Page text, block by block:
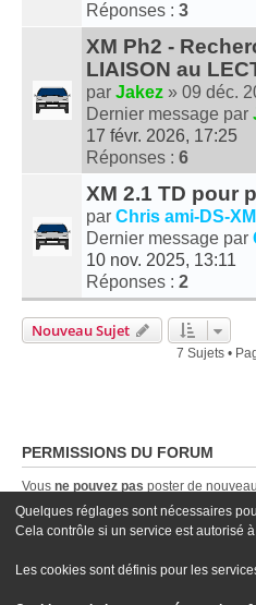
Réponses : 3
XM Ph2 -
LIAISON au
par Jakez » 09 déc.
Dernier message par
17 févr. 2026, 17:25
Réponses : 6
XM 2.1 TD pour
par Chris ami-DS-XM
Dernier message par
10 nov. 2025, 13:11
Réponses : 2
Nouveau Sujet
7 Sujets •
PERMISSIONS DU FORUM
Vous ne pouvez pas poster de
Vousne pouvez pasrépondre aux
Vousne pouvez pasmodifier vos
Vousne pouvez pasjoindre des
Quelques réglages sont nécessaires
Cela contrôle si un service est autorisé
Les cookies sont définis pour les